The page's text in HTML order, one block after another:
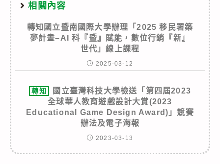
相關內容
轉知國立暨南國際大學辦理「2025 移民署築
夢計畫–AI 科『暨』賦能，數位行銷『新』
世代」線上課程
2025-03-12
轉知
國立臺灣科技大學檢送「第四屆2023
全球華人教育遊戲設計大賞(2023
Educational Game Design Award)」競賽
辦法及電子海報
2023-03-13